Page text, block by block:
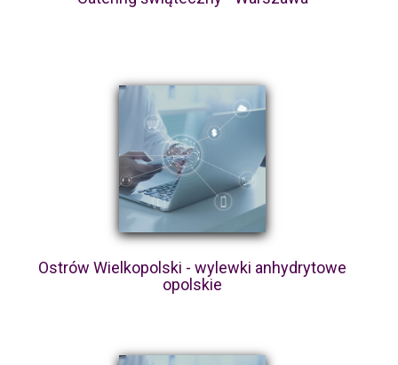
Ostrów Wielkopolski - wylewki anhydrytowe
opolskie